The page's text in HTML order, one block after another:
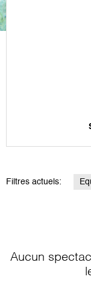
Filtres actuels:
Aucun